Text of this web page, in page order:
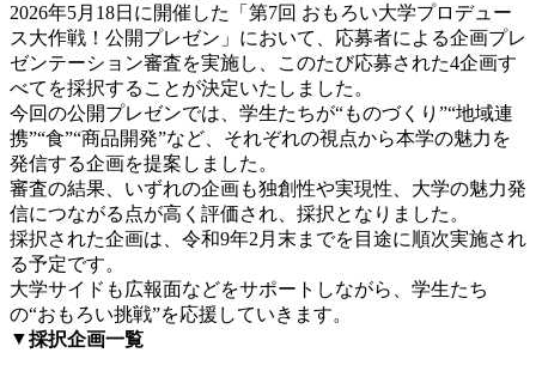
2026年5月18日に開催した「第7回 おもろい大学プロデュー
ス大作戦！公開プレゼン」において、応募者による企画プレ
ゼンテーション審査を実施し、このたび応募された4企画す
べてを採択することが決定いたしました。
今回の公開プレゼンでは、学生たちが“ものづくり”“地域連
携”“食”“商品開発”など、それぞれの視点から本学の魅力を
発信する企画を提案しました。
審査の結果、いずれの企画も独創性や実現性、大学の魅力発
信につながる点が高く評価され、採択となりました。
採択された企画は、令和9年2月末までを目途に順次実施され
る予定です。
大学サイドも広報面などをサポートしながら、学生たち
の“おもろい挑戦”を応援していきます。
▼採択企画一覧